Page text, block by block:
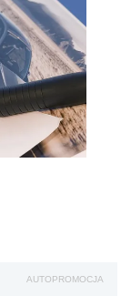
AUTOPROMOCJA